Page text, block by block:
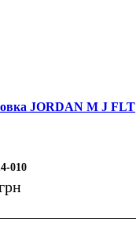
JORDAN M J FLT
010